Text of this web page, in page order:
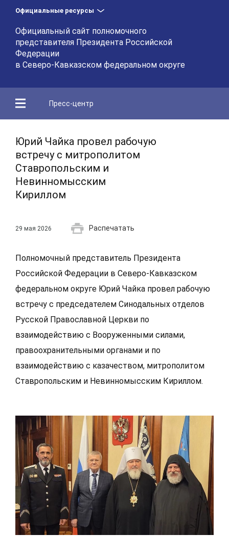
Официальные ресурсы
Официальный сайт полномочного
представителя Президента Российской
Федерации
в Северо-Кавказском федеральном округе
Пресс-центр
Юрий Чайка провел рабочую
встречу с митрополитом
Ставропольским и
Невинномысским
Кириллом
29 мая 2026 Распечатать
Полномочный представитель Президента
Российской Федерации в Северо-Кавказском
федеральном округе Юрий Чайка провел рабочую
встречу с председателем Синодальных отделов
Русской Православной Церкви по
взаимодействию с Вооруженными силами,
правоохранительными органами и по
взаимодействию с казачеством, митрополитом
Ставропольским и Невинномысским Кириллом.